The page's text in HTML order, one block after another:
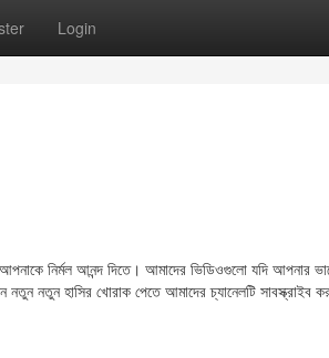
Login
নির্মল আনন্দ দিতে। আমাদের ভিডিওগুলো যদি আপনার
নতুন হাসির খোরাক পেতে আমাদের চ্যানেলটি সাবস্ক্রাইব